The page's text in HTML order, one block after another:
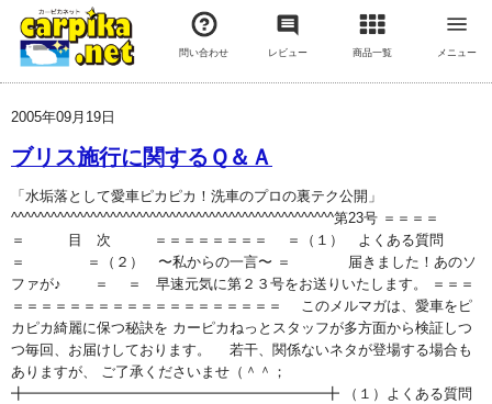
問い合わせ レビュー 商品一覧 メニュー
2005年09月19日
ブリス施行に関するＱ＆Ａ
「水垢落として愛車ピカピカ！洗車のプロの裏テク公開」
^^^^^^^^^^^^^^^^^^^^^^^^^^^^^^^^^^^^^^^^^^^^^^^^^第23号 ＝＝＝＝
＝ 目 次 ＝＝＝＝＝＝＝＝ ＝（１） よくある質問
＝ ＝（２） 〜私からの一言〜 ＝ 届きました！あのソ
ファが♪ ＝ ＝ 早速元気に第２３号をお送りいたします。 ＝＝＝
＝＝＝＝＝＝＝＝＝＝＝＝＝＝＝＝＝＝＝ このメルマガは、愛車をピ
カピカ綺麗に保つ秘訣を カーピカねっとスタッフが多方面から検証しつ
つ毎回、お届けしております。 若干、関係ないネタが登場する場合も
ありますが、 ご了承くださいませ（＾＾；
╋━━━━━━━━━━━━━━━━━━━━━╋ （１）よくある質問